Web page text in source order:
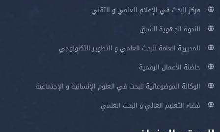
العلمي و التقني
للبحث العلمي و التطوير التكنولوجي
للبحث في العلوم الإنسانية و الإجتماعية
و البحث العلمي